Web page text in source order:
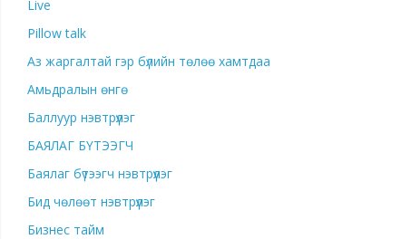
Live
Pillow talk
Аз жаргалтай гэр бүлийн төлөө хамтдаа
Амьдралын өнгө
Баллуур нэвтрүүлэг
БАЯЛАГ БҮТЭЭГЧ
Баялаг бүтээгч нэвтрүүлэг
Бид чөлөөт нэвтрүүлэг
Бизнес тайм